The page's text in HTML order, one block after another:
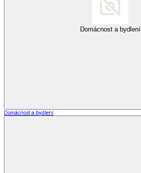
Domácnost a bydlení
Domácnost a bydlení